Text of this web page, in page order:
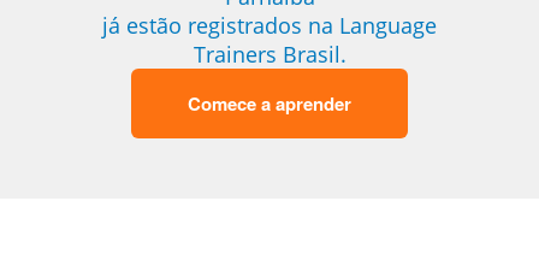
já estão registrados na Language
Trainers Brasil.
Comece a aprender